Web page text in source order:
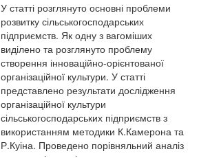
У статті розглянуто основні проблеми
розвитку сільськогосподарських
підприємств. Як одну з вагоміших
виділено та розглянуто проблему
створення інноваційно-орієнтованої
організаційної культури. У статті
представлено результати дослідження
організаційної культури
сільськогосподарських підприємств з
використанням методики К.Камерона та
Р.Куіна. Проведено порівняльний аналіз